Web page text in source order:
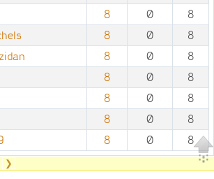
8 0
8
8 0
8
8 0
8
8 0
8
8 0
8
8 0
8
8 0 8
❯